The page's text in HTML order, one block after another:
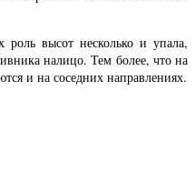
высот несколько и упала,
налицо. Тем более, что на
и на соседних направлениях.